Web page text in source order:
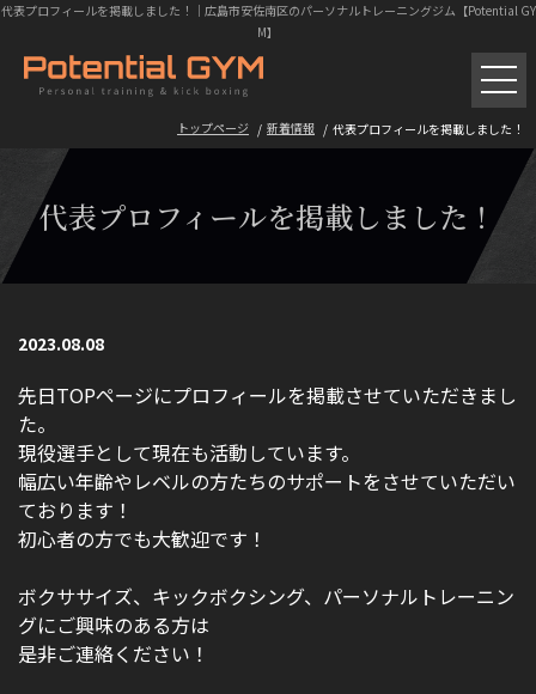
代表プロフィールを掲載しました！｜広島市安佐南区のパーソナルトレーニングジム【Potential GY
M】
パーソナルトレーニング
ボクササイズ・キックボクシング
お客様の声
よくある質問
アクセス
トップページ 新着情報 代表プロフィールを掲載しました！
代表プロフィールを掲載しました！
2023.08.08
先日TOPページにプロフィールを掲載させていただきまし
た。
現役選手として現在も活動しています。
幅広い年齢やレベルの方たちのサポートをさせていただい
ております！
初心者の方でも大歓迎です！
ボクササイズ、キックボクシング、パーソナルトレーニン
グにご興味のある方は
是非ご連絡ください！